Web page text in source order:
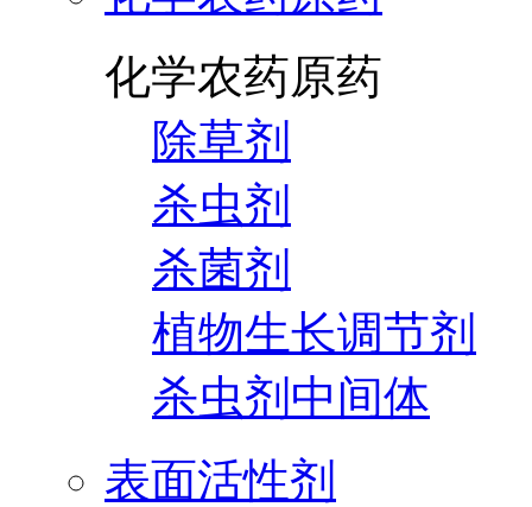
化学农药原药
除草剂
杀虫剂
杀菌剂
植物生长调节剂
杀虫剂中间体
表面活性剂